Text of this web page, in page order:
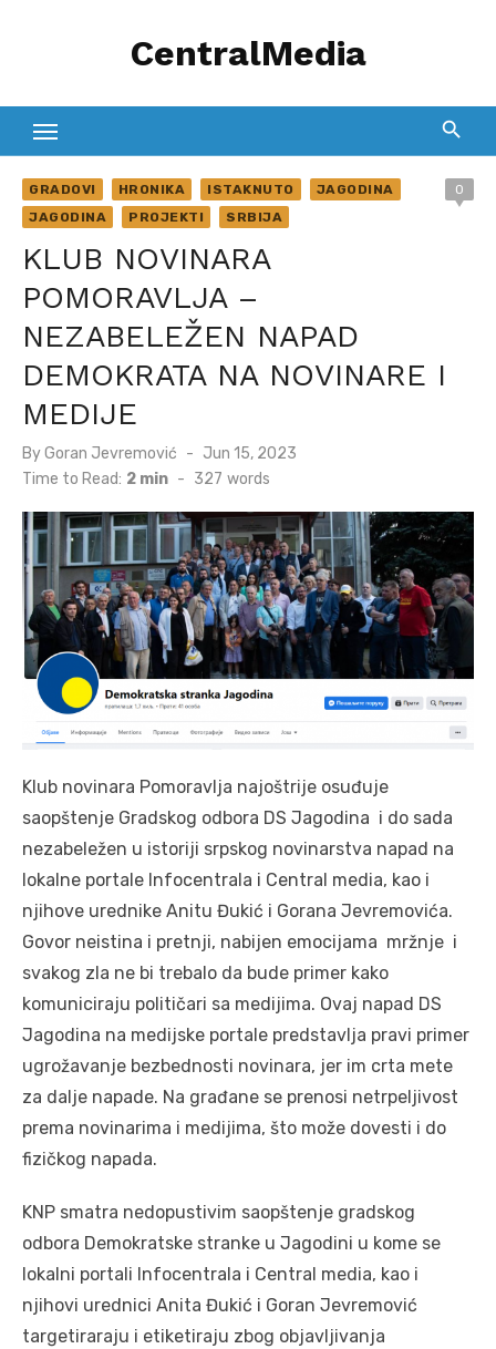
CentralMedia
GRADOVI HRONIKA ISTAKNUTO
JAGODINA
JAGODINA
PROJEKTI SRBIJA
0
KLUB NOVINARA
POMORAVLJA –
NEZABELEŽEN NAPAD
DEMOKRATA NA NOVINARE I
MEDIJE
ByGoran Jevremović
Posted
on
Jun 15, 2023
Time to Read: 2 min - 327 words
Klub novinara Pomoravlja najoštrije osuđuje
saopštenje Gradskog odbora DS Jagodina i do sada
nezabeležen u istoriji srpskog novinarstva napad na
lokalne portale Infocentrala i Central media, kao i
njihove urednike Anitu Đukić i Gorana Jevremovića.
Govor neistina i pretnji, nabijen emocijama mržnje i
svakog zla ne bi trebalo da bude primer kako
komuniciraju političari sa medijima. Ovaj napad DS
Jagodina na medijske portale predstavlja pravi primer
ugrožavanje bezbednosti novinara, jer im crta mete
za dalje napade. Na građane se prenosi netrpeljivost
prema novinarima i medijima, što može dovesti i do
fizičkog napada.
KNP smatra nedopustivim saopštenje gradskog
odbora Demokratske stranke u Jagodini u kome se
lokalni portali Infocentrala i Central media, kao i
njihovi urednici Anita Đukić i Goran Jevremović
targetiraraju i etiketiraju zbog objavljivanja